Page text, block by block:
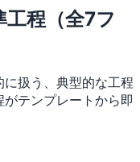
程（全7フ
扱う、典型的な工程
テンプレートから即